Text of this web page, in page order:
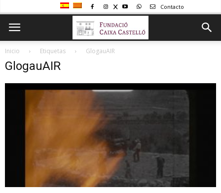
Contacto
Inicio Etiquetas GlogauAIR
GlogauAIR